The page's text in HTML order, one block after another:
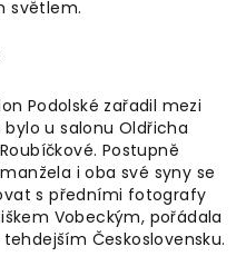
světlem.
Podolské zařadil mezi
u salonu Oldřicha
Postupně
i oba své syny se
s předními fotografy
Vobeckým, pořádala
Československu.